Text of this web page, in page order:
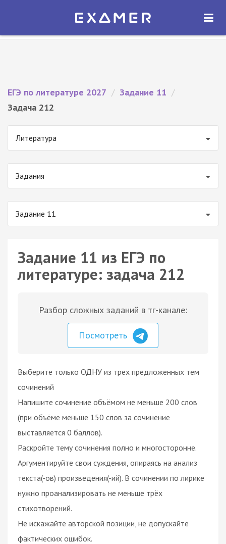
Экзамер — ЕГЭ 2027
ОТКРЫТЬ
ЕГЭ по литературе 2027 / Задание 11 /
Задача 212
Литература
Задания
Задание 11
Задание 11 из ЕГЭ по
литературе: задача 212
Разбор сложных заданий в тг-канале:
Посмотреть
Выберите только ОДНУ из трех предложенных тем
сочинений
Напишите сочинение объёмом не меньше 200 слов
(при объёме меньше 150 слов за сочинение
выставляется 0 баллов).
Раскройте тему сочинения полно и многосторонне.
Аргументируйте свои суждения, опираясь на анализ
текста(-ов) произведения(-ий). В сочинении по лирике
нужно проанализировать не меньше трёх
стихотворений.
Не искажайте авторской позиции, не допускайте
фактических ошибок.